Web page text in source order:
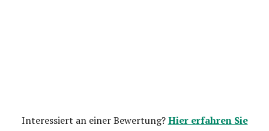
Interessiert an einer Bewertung?Hier erfahren Sie